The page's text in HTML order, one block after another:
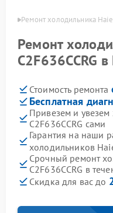
Ремонт холодильника
Ремонт
C2F636CCRG
Стоимость ремонта
Бесплатная
Привезем и
C2F636CCRG сами
Гарантия на наши
холодильников
Срочный ремонт
C2F636CCRG в
Скидка для вас до